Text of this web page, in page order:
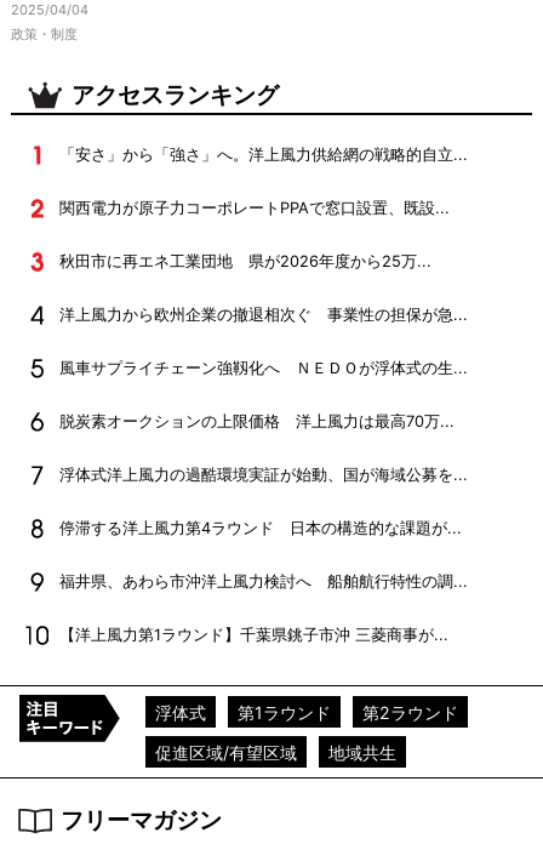
2025/04/04
政策・制度
アクセスランキング
「安さ」から「強さ」へ。洋上風力供給網の戦略的自立...
関西電力が原子力コーポレートPPAで窓口設置、既設...
秋田市に再エネ工業団地 県が2026年度から25万...
洋上風力から欧州企業の撤退相次ぐ 事業性の担保が急...
風車サプライチェーン強靱化へ ＮＥＤＯが浮体式の生...
脱炭素オークションの上限価格 洋上風力は最高70万...
浮体式洋上風力の過酷環境実証が始動、国が海域公募を...
停滞する洋上風力第4ラウンド 日本の構造的な課題が...
福井県、あわら市沖洋上風力検討へ 船舶航行特性の調...
【洋上風力第1ラウンド】千葉県銚子市沖 三菱商事が...
浮体式 第1ラウンド
第2ラウンド
促進区域/有望区域
地域共生
フリーマガジン